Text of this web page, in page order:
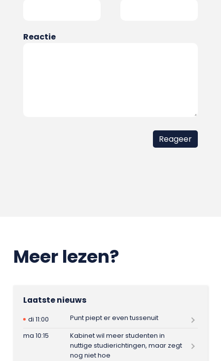
Reactie
Meer lezen?
Laatste nieuws
di 11:00
Punt piept er even tussenuit
ma 10:15
Kabinet wil meer studenten in
nuttige studierichtingen, maar zegt
nog niet hoe